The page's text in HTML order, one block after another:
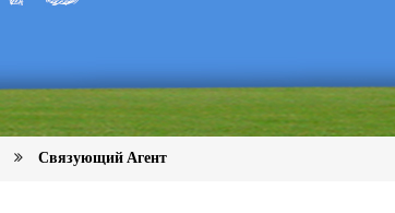
Связующий Агент